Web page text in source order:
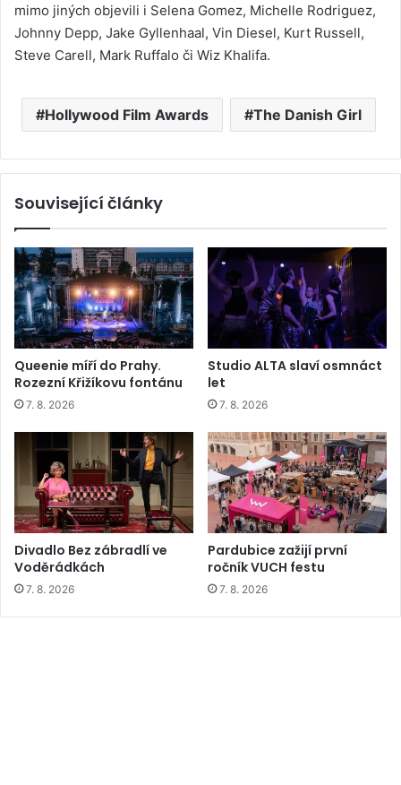
mimo jiných objevili i Selena Gomez, Michelle Rodriguez,
Johnny Depp, Jake Gyllenhaal, Vin Diesel, Kurt Russell,
Steve Carell, Mark Ruffalo či Wiz Khalifa.
Hollywood Film Awards The Danish Girl
Související články
Queenie míří do Prahy.
Rozezní Křižíkovu fontánu
7. 8. 2026
Studio ALTA slaví osmnáct
let
7. 8. 2026
Divadlo Bez zábradlí ve
Voděrádkách
7. 8. 2026
Pardubice zažijí první
ročník VUCH festu
7. 8. 2026